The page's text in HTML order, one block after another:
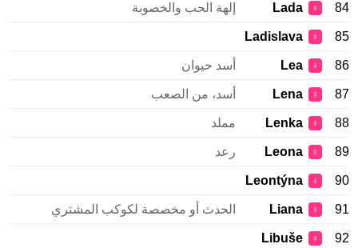
84
♀
Lada إلهة الحب والخصوبة
85
♀
Ladislava
86
♀
Lea أسد حيوان
87
♀
Lena أسد، من الصعب
88
♀
Lenka مملد
89
♀
Leona رعد
90
♀
Leontýna
91
♀
Liana الحدث أو مخصصة لكوكب المشتري
92
♀
Libuše